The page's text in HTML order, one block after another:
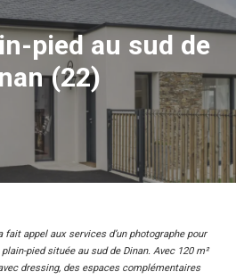
pied au sud de
(22)
appel aux services d’un photographe pour
pied située au sud de Dinan. Avec 120 m²
dressing, des espaces complémentaires